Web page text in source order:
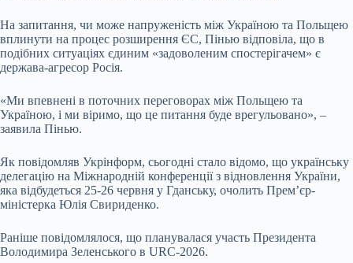
На запитання, чи може напруженість між Україною та Польщею
вплинути на процес розширення ЄС, Пінью відповіла, що в
подібних ситуаціях єдиним «задоволеним спостерігачем» є
держава-агресор Росія.
«Ми впевнені в поточних переговорах між Польщею та
Україною, і ми віримо, що це питання буде врегульовано», –
заявила Пінью.
Як повідомляв Укрінформ, сьогодні стало відомо, що українську
делегацію на Міжнародній конференції з відновлення України,
яка відбудеться 25-26 червня у Гданську, очолить Прем’єр-
міністерка Юлія Свириденко.
Раніше повідомлялося, що планувалася участь Президента
Володимира Зеленського в URC-2026.